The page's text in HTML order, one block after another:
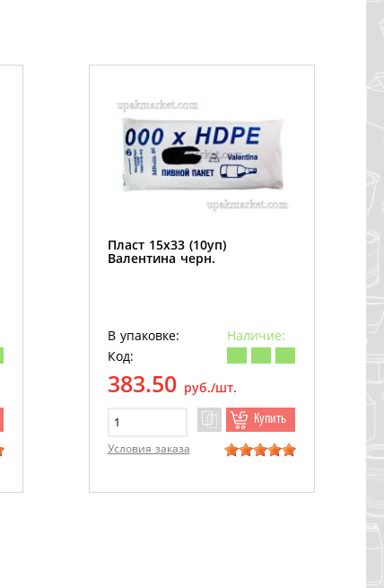
Пласт 15х33 (10уп)
Валентина черн.
В упаковке:
Наличие:
Код:
383.50 руб./шт.
Купить
Условия заказа